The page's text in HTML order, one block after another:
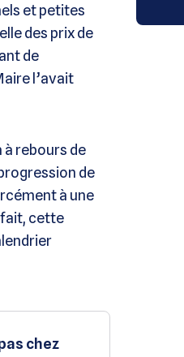
et petites
des prix de
de
l’avait
à rebours de
de
à une
fait, cette
chez